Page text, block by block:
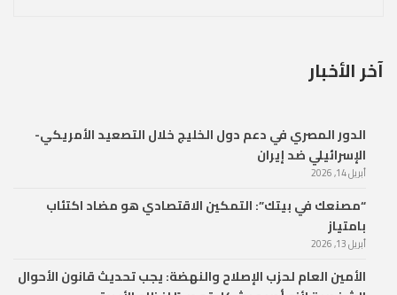
آخر الأخبار
الدور المصري في دعم دول الخليج خلال التصعيد الأمريكي-
الإسرائيلي ضد إيران
أبريل 14, 2026
“مصنعك في بيتك”: التمكين الاقتصادي هو مضاد اكتئاب
بامتياز
أبريل 13, 2026
الأمين العام لحزب الإصلاح والنهضة: يجب تحديث قانون الأحوال